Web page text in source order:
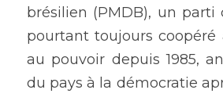
brésilien (PMDB), un parti
pourtant toujours coopéré
au pouvoir depuis 1985,
du pays à la démocratie